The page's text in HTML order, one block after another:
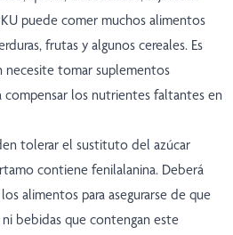
puede comer muchos alimentos
frutas y algunos cereales. Es
necesite tomar suplementos
compensar los nutrientes faltantes en
tolerar el sustituto del azúcar
contiene fenilalanina. Deberá
alimentos para asegurarse de que
bebidas que contengan este